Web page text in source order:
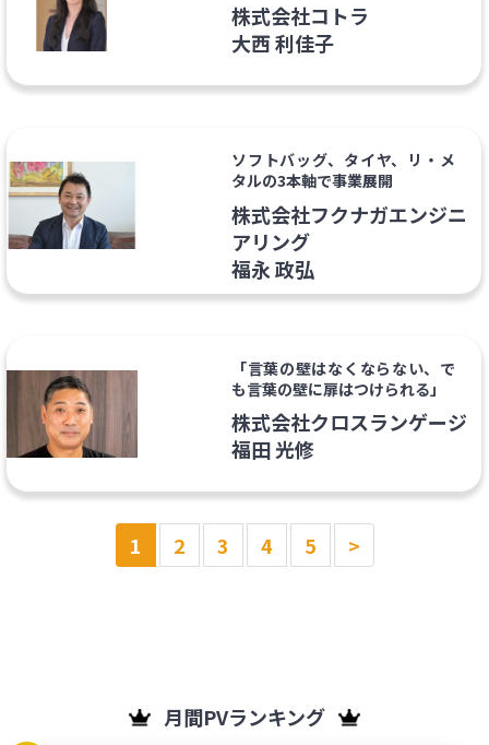
株式会社コトラ
大西 利佳子
ソフトバッグ、タイヤ、リ・メ
タルの3本軸で事業展開
株式会社フクナガエンジニ
アリング
福永 政弘
「言葉の壁はなくならない、で
も言葉の壁に扉はつけられる」
株式会社クロスランゲージ
福田 光修
1 2 3 4 5 >
月間PVランキング